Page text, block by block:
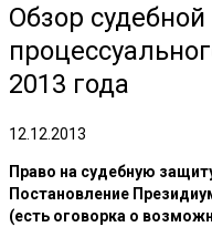
Обзор
2013 года
12.12.2013
Право на судебную
Постановление
(есть оговорка о